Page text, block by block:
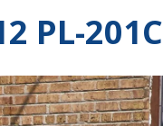
PL-201C